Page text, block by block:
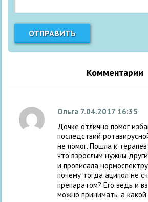
Комментарии
Ольга 7.04.2017 16:35
Дочке отлично помог
последствий
не помог. Пошла к
что взрослым нужны
и прописала
почему тогда аципол не
препаратом? Его ведь и
можно принимать, а